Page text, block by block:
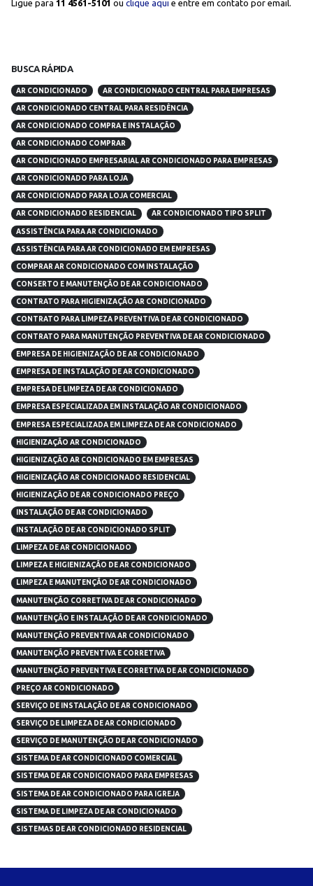
Ligue para 11 4561-5101 ou clique aqui e entre em contato por email.
BUSCA RÁPIDA
AR CONDICIONADO AR CONDICIONADO CENTRAL PARA EMPRESAS
AR CONDICIONADO CENTRAL PARA RESIDÊNCIA
AR CONDICIONADO COMPRA E INSTALAÇÃO
AR CONDICIONADO COMPRAR
AR CONDICIONADO EMPRESARIAL AR CONDICIONADO PARA EMPRESAS
AR CONDICIONADO PARA LOJA
AR CONDICIONADO PARA LOJA COMERCIAL
AR CONDICIONADO RESIDENCIAL AR CONDICIONADO TIPO SPLIT
ASSISTÊNCIA PARA AR CONDICIONADO
ASSISTÊNCIA PARA AR CONDICIONADO EM EMPRESAS
COMPRAR AR CONDICIONADO COM INSTALAÇÃO
CONSERTO E MANUTENÇÃO DE AR CONDICIONADO
CONTRATO PARA HIGIENIZAÇÃO AR CONDICIONADO
CONTRATO PARA LIMPEZA PREVENTIVA DE AR CONDICIONADO
CONTRATO PARA MANUTENÇÃO PREVENTIVA DE AR CONDICIONADO
EMPRESA DE HIGIENIZAÇÃO DE AR CONDICIONADO
EMPRESA DE INSTALAÇÃO DE AR CONDICIONADO
EMPRESA DE LIMPEZA DE AR CONDICIONADO
EMPRESA ESPECIALIZADA EM INSTALAÇÃO AR CONDICIONADO
EMPRESA ESPECIALIZADA EM LIMPEZA DE AR CONDICIONADO
HIGIENIZAÇÃO AR CONDICIONADO
HIGIENIZAÇÃO AR CONDICIONADO EM EMPRESAS
HIGIENIZAÇÃO AR CONDICIONADO RESIDENCIAL
HIGIENIZAÇÃO DE AR CONDICIONADO PREÇO
INSTALAÇÃO DE AR CONDICIONADO
INSTALAÇÃO DE AR CONDICIONADO SPLIT
LIMPEZA DE AR CONDICIONADO
LIMPEZA E HIGIENIZAÇÃO DE AR CONDICIONADO
LIMPEZA E MANUTENÇÃO DE AR CONDICIONADO
MANUTENÇÃO CORRETIVA DE AR CONDICIONADO
MANUTENÇÃO E INSTALAÇÃO DE AR CONDICIONADO
MANUTENÇÃO PREVENTIVA AR CONDICIONADO
MANUTENÇÃO PREVENTIVA E CORRETIVA
MANUTENÇÃO PREVENTIVA E CORRETIVA DE AR CONDICIONADO
PREÇO AR CONDICIONADO
SERVIÇO DE INSTALAÇÃO DE AR CONDICIONADO
SERVIÇO DE LIMPEZA DE AR CONDICIONADO
SERVIÇO DE MANUTENÇÃO DE AR CONDICIONADO
SISTEMA DE AR CONDICIONADO COMERCIAL
SISTEMA DE AR CONDICIONADO PARA EMPRESAS
SISTEMA DE AR CONDICIONADO PARA IGREJA
SISTEMA DE LIMPEZA DE AR CONDICIONADO
SISTEMAS DE AR CONDICIONADO RESIDENCIAL